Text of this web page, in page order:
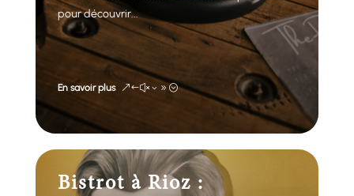
pour découvrir...
En savoir plus
Bistrot à Rioz :